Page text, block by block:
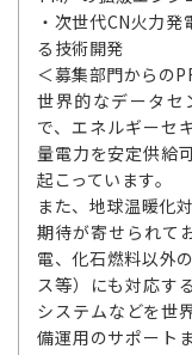
・次世代CN火力
る技術開発
＜募集部門からの
世界的なデータセ
で、エネルギーセ
量電力を安定供給
起こっています。
また、地球温暖化
期待が寄せられて
電、化石燃料以外
ス等）にも対応す
システムなどを世
備運用のサポート